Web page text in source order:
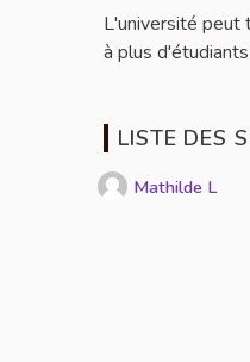
L'université peut
à plus
LISTE DES
Mathilde L